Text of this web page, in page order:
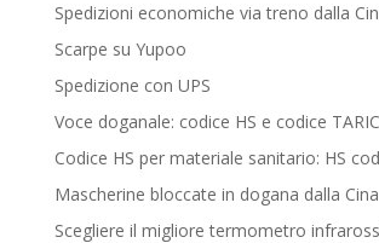
Spedizioni economiche via treno dalla
Scarpe su Yupoo
Spedizione con UPS
Voce doganale: codice HS e codice
Codice HS per materiale sanitario: HS
Mascherine bloccate in dogana dalla Cina
Scegliere il migliore termometro